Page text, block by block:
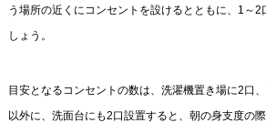
う場所の近くにコンセントを設けるとともに、1～2
しょう。
目安となるコンセントの数は、洗濯機置き場に2口
以外に、洗面台にも2口設置すると、朝の身支度の